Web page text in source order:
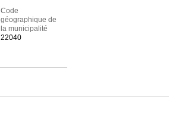
Code
géographique de
la municipalité
22040